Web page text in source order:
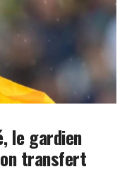
le gardien
transfert